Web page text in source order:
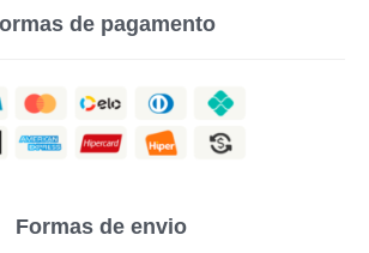
de pagamento
Formas de envio